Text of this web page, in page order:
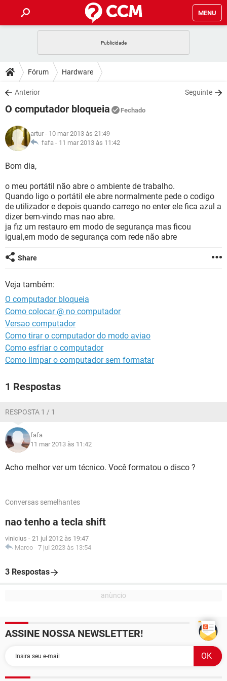
MENU
CELULAR
OUTLOOK
INSTAGRAM GMAIL
GUIA DE COMPRAS
DICAS
JOGOS
INSTAGRAM
GUIA DE COMPRAS
DOWNLOADS
JOGOS WHATSAPP
CELULAR
OUTLOOK
INSTAGRAM
JOGOS
CELULAR
OUTLOOK
INSTAGRAM GMAIL
GUIA DE COMPRAS
GLOSSÁRIO
JOGOS
OUTLOOK EXCEL
INSTAGRAM GMAIL
GUIA DE COMPRAS
Fórum Hardware
Anterior Seguinte
O computador bloqueia Fechado
artur - 10 mar 2013 às 21:49
fafa - 11 mar 2013 às 11:42
Bom dia,
o meu portátil não abre o ambiente de trabalho.
Quando ligo o portátil ele abre normalmente pede o codigo
de utilizador e depois quando carrego no enter ele fica azul a
dizer bem-vindo mas nao abre.
ja fiz um restauro em modo de segurança mas ficou
igual,em modo de segurança com rede não abre
Share
Veja também:
O computador bloqueia
Como colocar @ no computador
Versao computador
Como tirar o computador do modo aviao
Como esfriar o computador
Como limpar o computador sem formatar
1 Respostas
RESPOSTA 1 / 1
fafa
11 mar 2013 às 11:42
Acho melhor ver um técnico. Você formatou o disco ?
Conversas semelhantes
nao tenho a tecla shift
vinicius - 21 jul 2012 às 19:47
Marco - 7 jul 2023 às 13:54
3 Respostas
ASSINE NOSSA NEWSLETTER!